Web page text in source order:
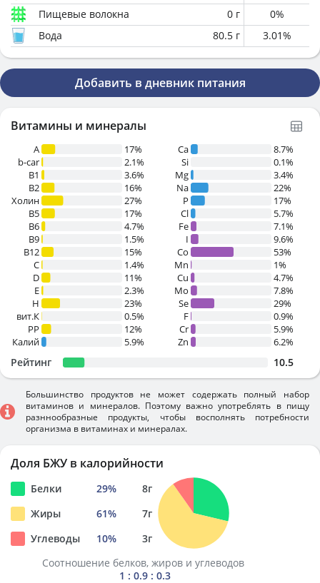
Пищевые волокна
0 г 0%
Вода
80.5 г 3.01%
Добавить в дневник питания
Витамины и минералы
A
17%
b-car
2.1%
В1
3.6%
B2
16%
Холин
27%
B5
17%
B6
4.7%
B9
1.5%
B12
15%
C
1.4%
D
11%
E
2.3%
H
23%
вит.К
0.5%
PP
12%
Калий
5.9%
Ca
8.7%
Si
0.1%
Mg
3.4%
Na
22%
P
17%
Cl
5.7%
Fe
7.1%
I
9.6%
Co
53%
Mn
1%
Cu
4.7%
Mo
7.8%
Se
29%
F
0.9%
Cr
5.9%
Zn
6.2%
Рейтинг 10.5
Большинство продуктов не может содержать полный набор
витаминов и минералов. Поэтому важно употреблять в пищу
разннообразные продукты, чтобы восполнять потребности
организма в витаминах и минералах.
Доля БЖУ в калорийности
Белки 29% 8г
Жиры
61% 7г
Углеводы
10% 3г
Соотношение белков, жиров и углеводов
1 : 0.9 : 0.3